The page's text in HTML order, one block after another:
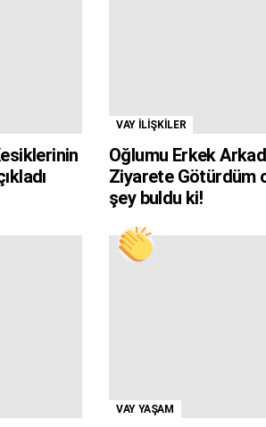
VAY İLİŞKİLER
Oğlumu Erkek
Ziyarete Götürdüm
şey buldu ki!
VAY YAŞAM